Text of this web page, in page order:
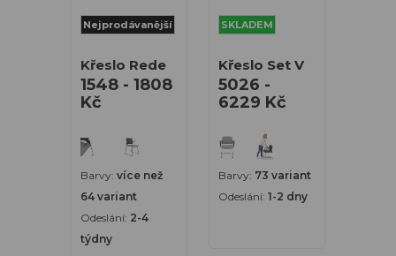
Nejprodávanější
Křeslo Rede
1548 - 1808
Kč
Barvy: více než
64 variant
Odeslání: 2-4
týdny
SKLADEM
Křeslo Set V
5026 -
6229 Kč
Barvy: 73 variant
Odeslání: 1-2 dny